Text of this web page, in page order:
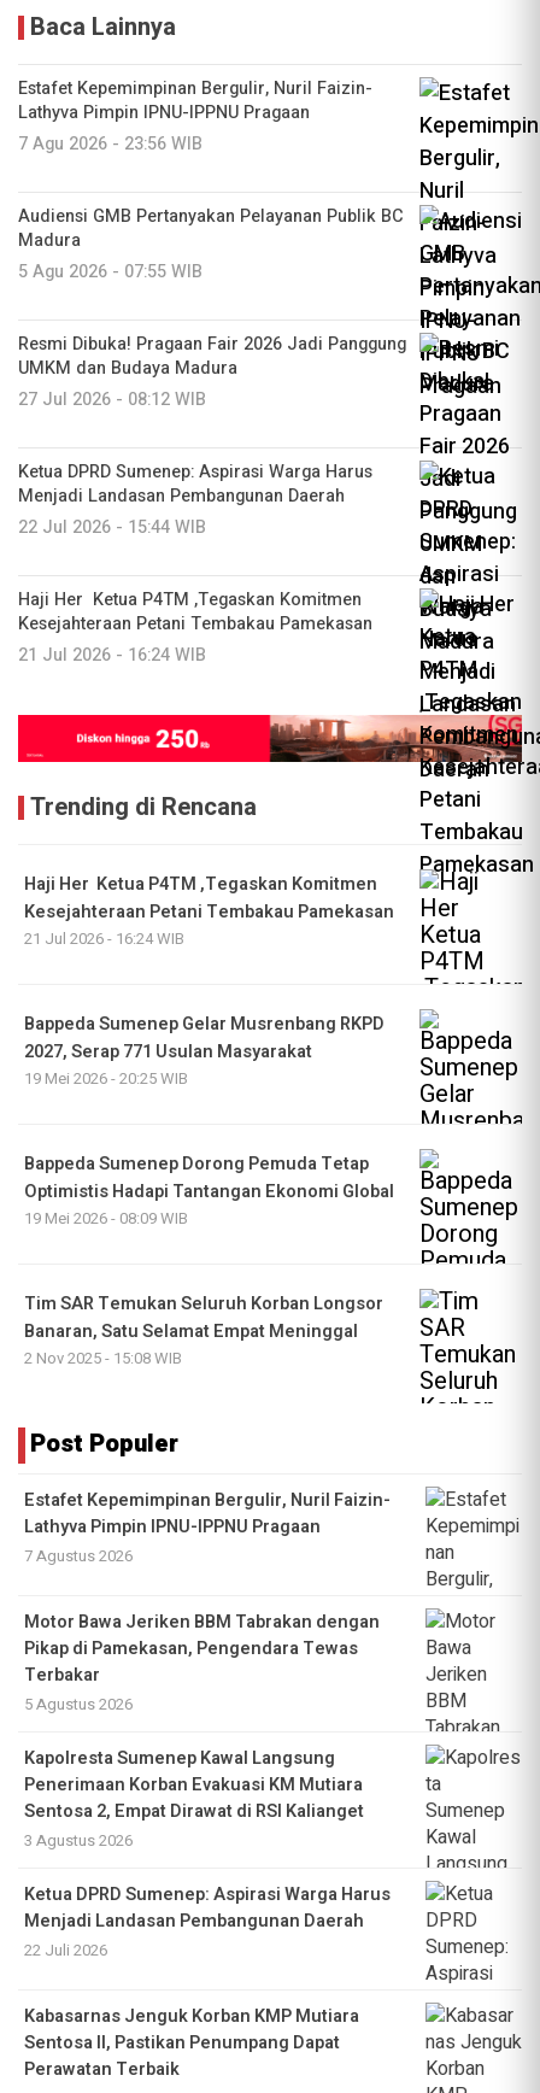
Baca Lainnya
Estafet Kepemimpinan Bergulir, Nuril Faizin-
Lathyva Pimpin IPNU-IPPNU Pragaan
7 Agu 2026 - 23:56 WIB
Audiensi GMB Pertanyakan Pelayanan Publik BC
Madura
5 Agu 2026 - 07:55 WIB
Resmi Dibuka! Pragaan Fair 2026 Jadi Panggung
UMKM dan Budaya Madura
27 Jul 2026 - 08:12 WIB
Ketua DPRD Sumenep: Aspirasi Warga Harus
Menjadi Landasan Pembangunan Daerah
22 Jul 2026 - 15:44 WIB
Haji Her Ketua P4TM ,Tegaskan Komitmen
Kesejahteraan Petani Tembakau Pamekasan
21 Jul 2026 - 16:24 WIB
Trending di Rencana
Haji Her Ketua P4TM ,Tegaskan Komitmen
Kesejahteraan Petani Tembakau Pamekasan
21 Jul 2026 - 16:24 WIB
Bappeda Sumenep Gelar Musrenbang RKPD
2027, Serap 771 Usulan Masyarakat
19 Mei 2026 - 20:25 WIB
Bappeda Sumenep Dorong Pemuda Tetap
Optimistis Hadapi Tantangan Ekonomi Global
19 Mei 2026 - 08:09 WIB
Tim SAR Temukan Seluruh Korban Longsor
Banaran, Satu Selamat Empat Meninggal
2 Nov 2025 - 15:08 WIB
Post Populer
Estafet Kepemimpinan Bergulir, Nuril Faizin-
Lathyva Pimpin IPNU-IPPNU Pragaan
7 Agustus 2026
Motor Bawa Jeriken BBM Tabrakan dengan
Pikap di Pamekasan, Pengendara Tewas
Terbakar
5 Agustus 2026
Kapolresta Sumenep Kawal Langsung
Penerimaan Korban Evakuasi KM Mutiara
Sentosa 2, Empat Dirawat di RSI Kalianget
3 Agustus 2026
Ketua DPRD Sumenep: Aspirasi Warga Harus
Menjadi Landasan Pembangunan Daerah
22 Juli 2026
Kabasarnas Jenguk Korban KMP Mutiara
Sentosa II, Pastikan Penumpang Dapat
Perawatan Terbaik